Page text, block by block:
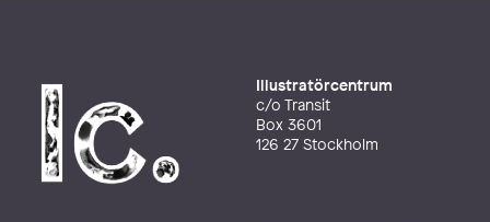
Illustratörcentrum
c/o Transit
Box 3601
126 27 Stockholm